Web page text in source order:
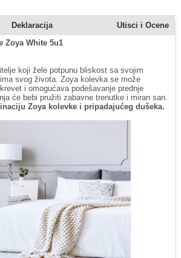
Deklaracija
Utisci i Ocene
Zoya White 5u1
koji žele potpunu bliskost sa svojim
svog života. Zoya kolevka se može
i omogućava podešavanje prednje
će bebi pružiti zabavne trenutke i miran san.
Zoya kolevke i pripadajućeg dušeka.